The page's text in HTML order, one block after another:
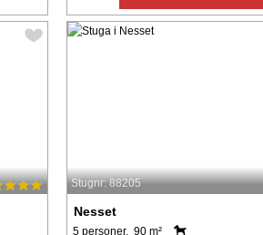
Stugnr: 88205
Nesset
5 personer, 90 m²